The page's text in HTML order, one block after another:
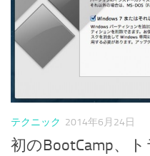
テクニック 2014年6月24日
初のBootCamp、